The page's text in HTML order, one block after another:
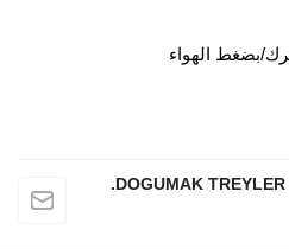
بضغط الهواء
DOGUMAK